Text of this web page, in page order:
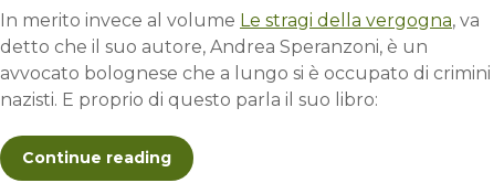
In merito invece al volume Le stragi della vergogna, va
detto che il suo autore, Andrea Speranzoni, è un
avvocato bolognese che a lungo si è occupato di crimini
nazisti. E proprio di questo parla il suo libro:
Continue reading